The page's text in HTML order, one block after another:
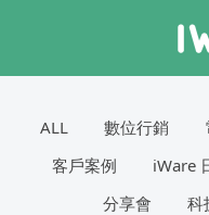
ALL 數位行銷
客戶案例
iWare
分享會
科